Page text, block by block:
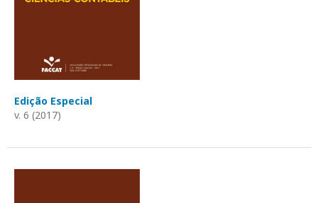
Edição Especial
v. 6 (2017)